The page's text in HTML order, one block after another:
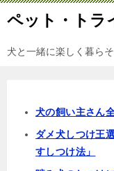
ペット・トラ
犬と一緒に楽しく暮らそ
犬の飼い主さん
ダメ犬しつけ王
すしつけ法」